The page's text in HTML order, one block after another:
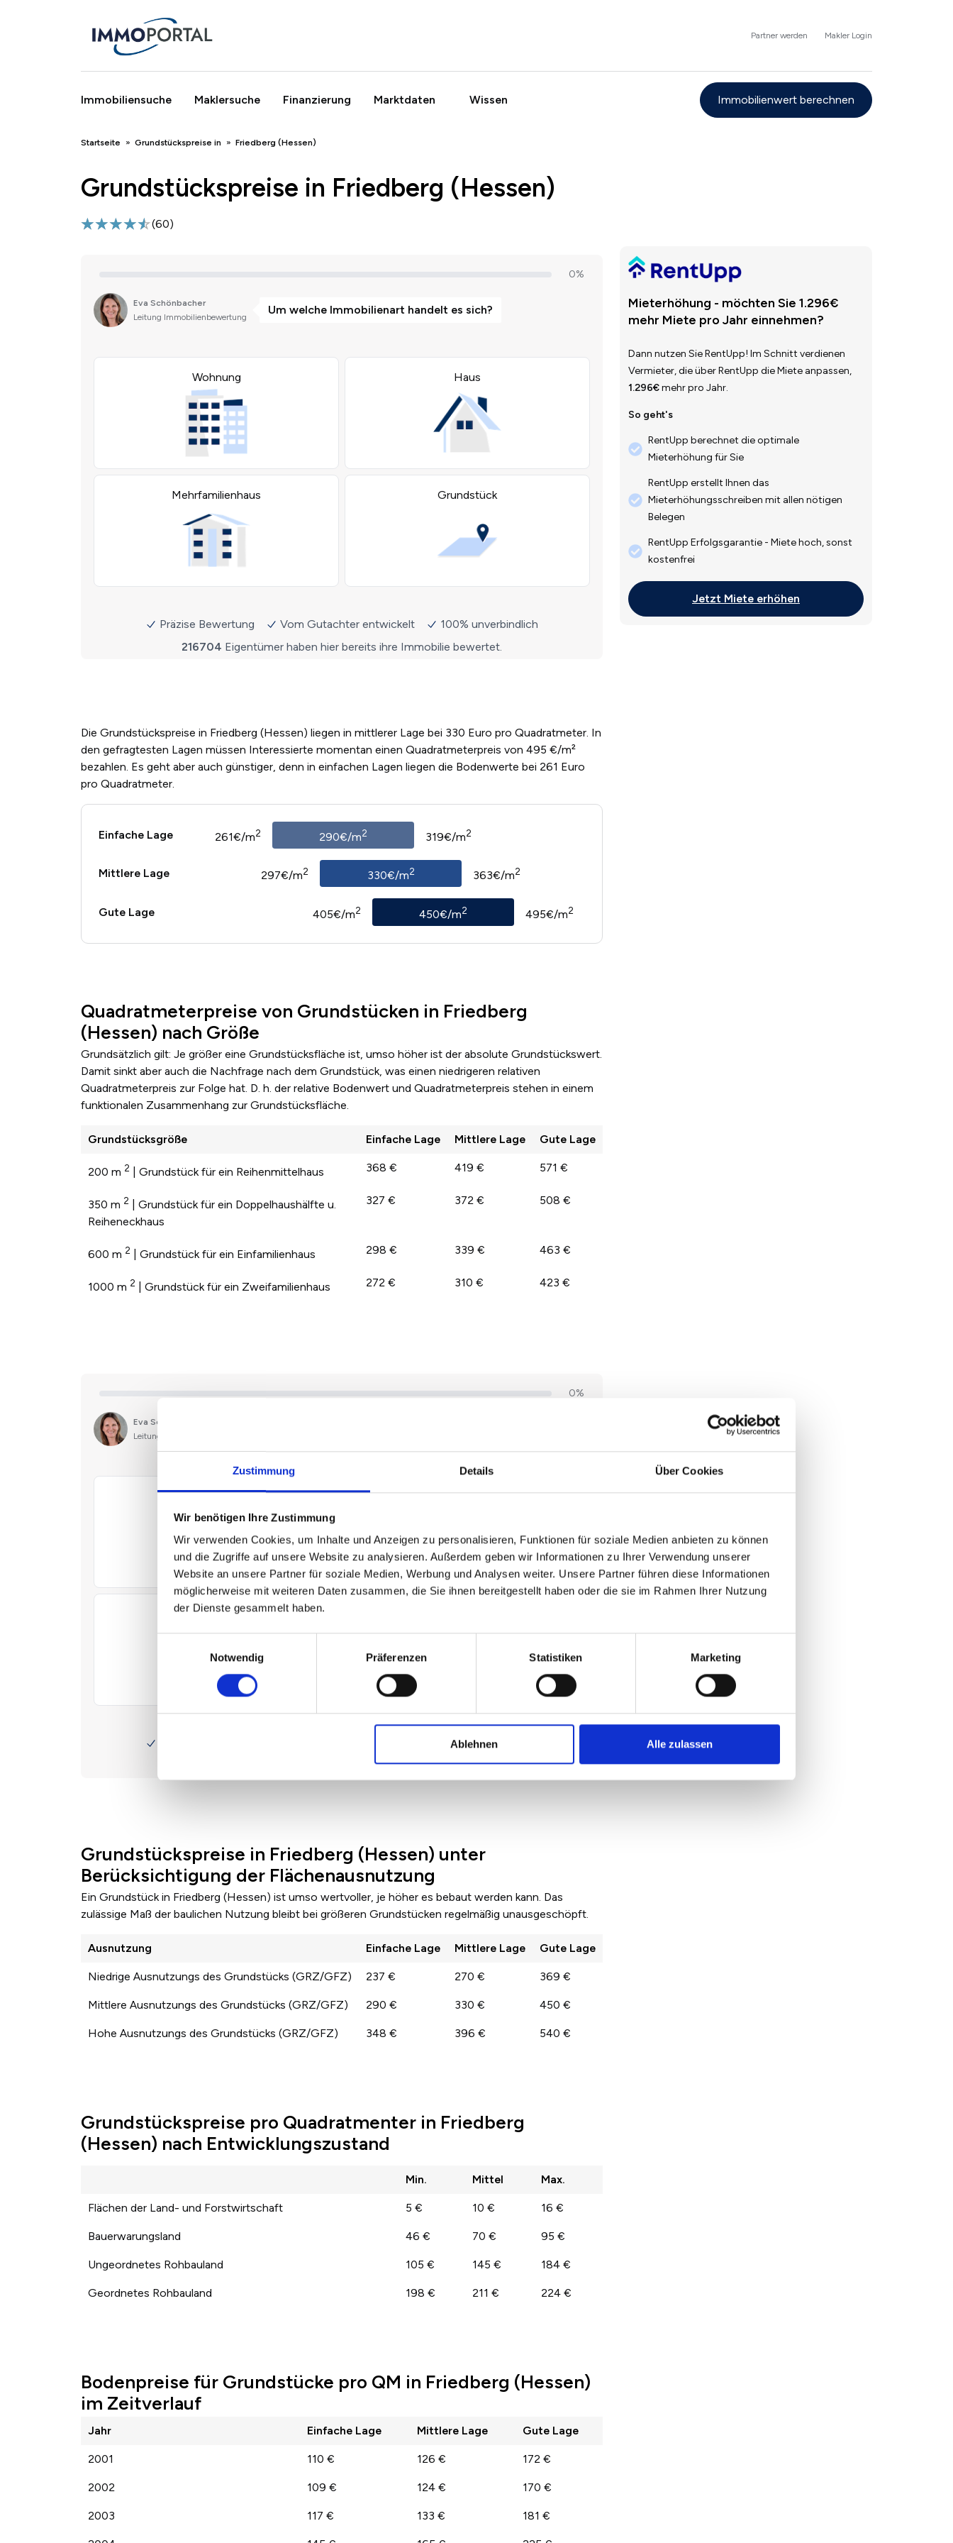
Zustimmung Details Über Cookies
Wir benötigen Ihre Zustimmung
Wir verwenden Cookies, um Inhalte und Anzeigen zu personalisieren, Funktionen für soziale Medien anbieten zu können
und die Zugriffe auf unsere Website zu analysieren. Außerdem geben wir Informationen zu Ihrer Verwendung unserer
Website an unsere Partner für soziale Medien, Werbung und Analysen weiter. Unsere Partner führen diese Informationen
möglicherweise mit weiteren Daten zusammen, die Sie ihnen bereitgestellt haben oder die sie im Rahmen Ihrer Nutzung
der Dienste gesammelt haben.
Notwendig
Präferenzen Statistiken Marketing
Ablehnen Alle zulassen
Partner werden Makler Login
Immobiliensuche Maklersuche Finanzierung Marktdaten Wissen Immobilienwert berechnen
Breadcrumb
Startseite Grundstückspreise in Friedberg (Hessen)
Grundstückspreise in Friedberg (Hessen)
(60)
Die Grundstückspreise in Friedberg (Hessen) liegen in mittlerer Lage bei 330 Euro pro Quadratmeter. In
den gefragtesten Lagen müssen Interessierte momentan einen Quadratmeterpreis von 495 €/m²
bezahlen. Es geht aber auch günstiger, denn in einfachen Lagen liegen die Bodenwerte bei 261 Euro
pro Quadratmeter.
Einfache Lage 261€/m2 290€/m2 319€/m2
Mittlere Lage 297€/m2 330€/m2 363€/m2
Gute Lage 405€/m2 450€/m2 495€/m2
Quadratmeterpreise von Grundstücken in Friedberg
(Hessen) nach Größe
Grundsätzlich gilt: Je größer eine Grundstücksfläche ist, umso höher ist der absolute Grundstückswert.
Damit sinkt aber auch die Nachfrage nach dem Grundstück, was einen niedrigeren relativen
Quadratmeterpreis zur Folge hat. D. h. der relative Bodenwert und Quadratmeterpreis stehen in einem
funktionalen Zusammenhang zur Grundstücksfläche.
Grundstücksgröße Einfache Lage Mittlere Lage Gute Lage
200 m 2 | Grundstück für ein Reihenmittelhaus 368 € 419 € 571 €
350 m 2
| Grundstück für ein Doppelhaushälfte u.
Reiheneckhaus
327 € 372 € 508 €
600 m 2 | Grundstück für ein Einfamilienhaus 298 € 339 € 463 €
1000 m 2 | Grundstück für ein Zweifamilienhaus 272 € 310 € 423 €
Grundstückspreise in Friedberg (Hessen) unter
Berücksichtigung der Flächenausnutzung
Ein Grundstück in Friedberg (Hessen) ist umso wertvoller, je höher es bebaut werden kann. Das
zulässige Maß der baulichen Nutzung bleibt bei größeren Grundstücken regelmäßig unausgeschöpft.
Ausnutzung Einfache Lage Mittlere Lage Gute Lage
Niedrige Ausnutzungs des Grundstücks (GRZ/GFZ) 237 € 270 € 369 €
Mittlere Ausnutzungs des Grundstücks (GRZ/GFZ) 290 € 330 € 450 €
Hohe Ausnutzungs des Grundstücks (GRZ/GFZ) 348 € 396 € 540 €
Grundstückspreise pro Quadratmenter in Friedberg
(Hessen) nach Entwicklungszustand
Min. Mittel Max.
Flächen der Land- und Forstwirtschaft 5 € 10 € 16 €
Bauerwarungsland 46 € 70 € 95 €
Ungeordnetes Rohbauland 105 € 145 € 184 €
Geordnetes Rohbauland 198 € 211 € 224 €
Bodenpreise für Grundstücke pro QM in Friedberg (Hessen)
im Zeitverlauf
Jahr Einfache Lage Mittlere Lage Gute Lage
2001 110 € 126 € 172 €
2002 109 € 124 € 170 €
2003 117 € 133 € 181 €
Mieterhöhung - möchten Sie 1.296€
mehr Miete pro Jahr einnehmen?
Dann nutzen Sie RentUpp! Im Schnitt verdienen
Vermieter, die über RentUpp die Miete anpassen,
1.296€mehr pro Jahr.
So geht's
RentUpp berechnet die optimale
Mieterhöhung für Sie
RentUpp erstellt Ihnen das
Mieterhöhungsschreiben mit allen nötigen
Belegen
RentUpp Erfolgsgarantie - Miete hoch, sonst
kostenfrei
Jetzt Miete erhöhen